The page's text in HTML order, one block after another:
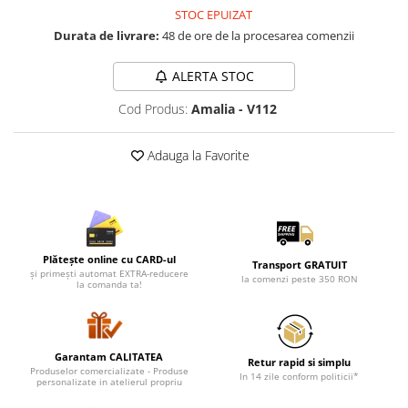
Cadouri Cuplu
Pijamale de CRACIUN
Pijamale de barbati
Halate si pijamale Family
Incaltaminte
Seturi elegante femei
Pijamale de copii
Cadouri ocazii speciale
STOC EPUIZAT
Durata de livrare: 48 de ore de la procesarea comenzii
ALERTA STOC
Cod Produs: Amalia - V112
Adauga la Favorite
Plătește online cu CARD-ul
și primești automat EXTRA-reducere
la comanda ta!
Transport GRATUIT
la comenzi peste 350 RON
Garantam CALITATEA
Produselor comercializate - Produse
personalizate in atelierul propriu
Retur rapid si simplu
In 14 zile conform politicii*